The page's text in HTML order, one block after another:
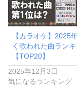
【カラオケ】2025
く歌われた曲ラン
【TOP20】
2025年12月3日
気になるランキング